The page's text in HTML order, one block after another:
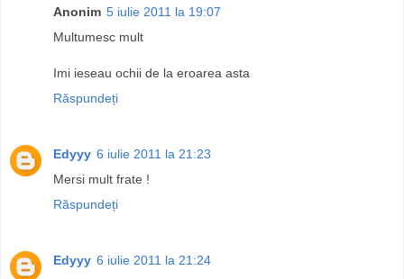
Anonim 5 iulie 2011 la 19:07
Multumesc mult
Imi ieseau ochii de la eroarea asta
Răspundeți
Edyyy 6 iulie 2011 la 21:23
Mersi mult frate !
Răspundeți
Edyyy 6 iulie 2011 la 21:24